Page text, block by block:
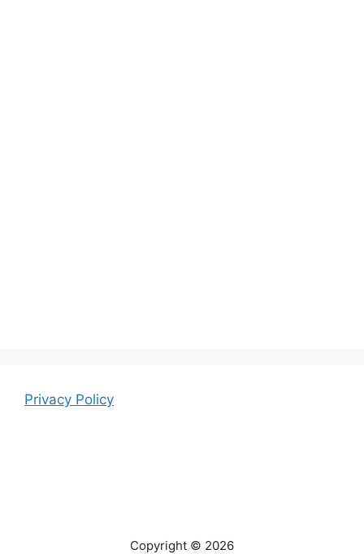
Privacy Policy
Copyright © 2026